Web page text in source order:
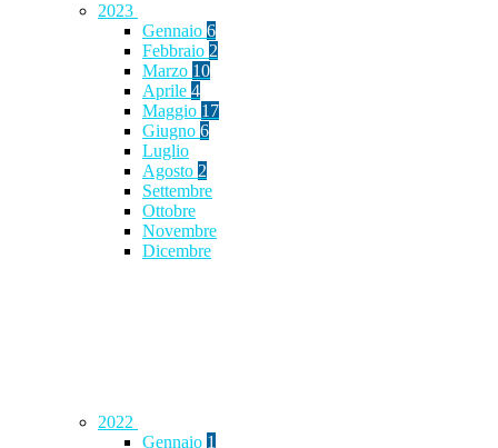
2023
Gennaio 6
Febbraio 2
Marzo 10
Aprile 4
Maggio 17
Giugno 6
Luglio
Agosto 2
Settembre
Ottobre
Novembre
Dicembre
2022
Gennaio 1